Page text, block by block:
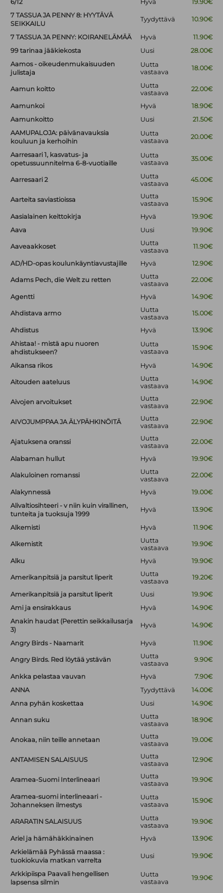
6/12 Hyvä
19.90€
7 TASSUA JA PENNY 8: HYYTÄVÄ
SEIKKAILU
Tyydyttävä 10.90€
7 TASSUA JA PENNY: KOIRANELÄMÄÄ Hyvä
11.90€
99 tarinaa jääkiekosta
Uusi
28.00€
Aamos - oikeudenmukaisuuden
julistaja
Uutta
vastaava
18.00€
Aamun koitto
Uutta
vastaava
22.00€
Aamunkoi Hyvä
18.90€
Aamunkoitto
Uusi
21.50€
AAMUPALOJA: päivänavauksia
kouluun ja kerhoihin
Uutta
vastaava
20.00€
Aarresaari 1, kasvatus- ja
opetussuunnitelma 6-8-vuotiaille
Uutta
vastaava
35.00€
Aarresaari 2
Uutta
vastaava
45.00€
Aarteita saviastioissa
Uutta
vastaava
15.90€
Aasialainen keittokirja Hyvä
19.90€
Aava
Uusi 19.90€
Aaveaakkoset
Uutta
vastaava
11.90€
AD/HD-opas koulunkäyntiavustajille Hyvä 12.90€
Adams Pech, die Welt zu retten
Uutta
vastaava
22.00€
Agentti Hyvä 14.90€
Ahdistava armo
Uutta
vastaava
15.00€
Ahdistus Hyvä
13.90€
Ahistaa! - mistä apu nuoren
ahdistukseen?
Uutta
vastaava
15.90€
Aikansa rikos Hyvä 14.90€
Aitouden aateluus
Uutta
vastaava
14.90€
Aivojen arvoitukset
Uutta
vastaava
22.90€
AIVOJUMPPAA JA ÄLYPÄHKINÖITÄ
Uutta
vastaava
22.90€
Ajatuksena oranssi
Uutta
vastaava
22.00€
Alabaman hullut Hyvä 19.90€
Alakuloinen romanssi
Uutta
vastaava
22.00€
Alakynnessä Hyvä
19.00€
Alivaltiosihteeri - v niin kuin virallinen,
tunteita ja tuoksuja 1999
Hyvä 13.90€
Alkemisti Hyvä 11.90€
Alkemistit
Uutta
vastaava
19.90€
Alku Hyvä 19.90€
Amerikanpitsiä ja parsitut liperit
Uutta
vastaava
19.20€
Amerikanpitsiä ja parsitut liperit Uusi
19.90€
Ami ja ensirakkaus
Hyvä
14.90€
Anakin haudat (Perettin seikkailusarja
3)
Hyvä 14.90€
Angry Birds - Naamarit Hyvä 11.90€
Angry Birds. Red löytää ystävän
Uutta
vastaava
9.90€
Ankka pelastaa vauvan Hyvä
7.90€
ANNA
Tyydyttävä
14.00€
Anna pyhän koskettaa
Uusi 14.90€
Annan suku
Uutta
vastaava
18.90€
Anokaa, niin teille annetaan
Uutta
vastaava
19.00€
ANTAMISEN SALAISUUS
Uutta
vastaava
12.90€
Aramea-Suomi Interlineaari
Uutta
vastaava
19.90€
Aramea-suomi interlineaari -
Johanneksen ilmestys
Uutta
vastaava
15.90€
ARARATIN SALAISUUS
Uutta
vastaava
19.90€
Ariel ja hämähäkkinainen Hyvä
13.90€
Arkielämää Pyhässä maassa :
tuokiokuvia matkan varrelta
Uusi 19.90€
Arkkipiispa Paavali hengellisen
lapsensa silmin
Uutta
vastaava
19.90€